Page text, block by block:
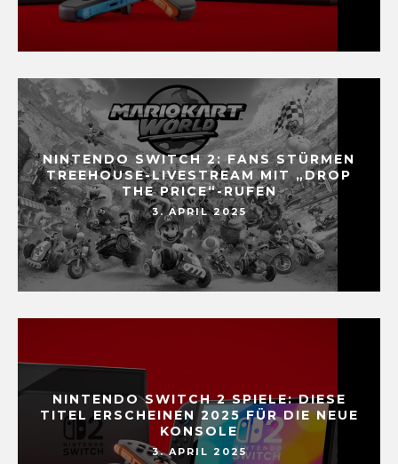
NINTENDO SWITCH 2: FANS STÜRMEN
TREEHOUSE-LIVESTREAM MIT „DROP
THE PRICE“-RUFEN
3. APRIL 2025
NINTENDO SWITCH 2 SPIELE: DIESE
TITEL ERSCHEINEN 2025 FÜR DIE NEUE
KONSOLE
3. APRIL 2025